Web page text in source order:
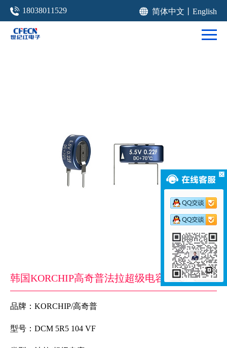
18038011529 简体中文 English
韩国KORCHIP高奇普法拉超级电容DCM5R5104VF 5.5V-0.1F 10.8X13X5​
品牌：KORCHIP/高奇普
型号 ： DCM 5R5 104 VF